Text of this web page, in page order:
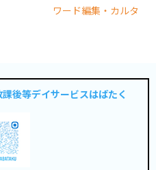
ワード編集・カルタ
後等デイサービスはばたく